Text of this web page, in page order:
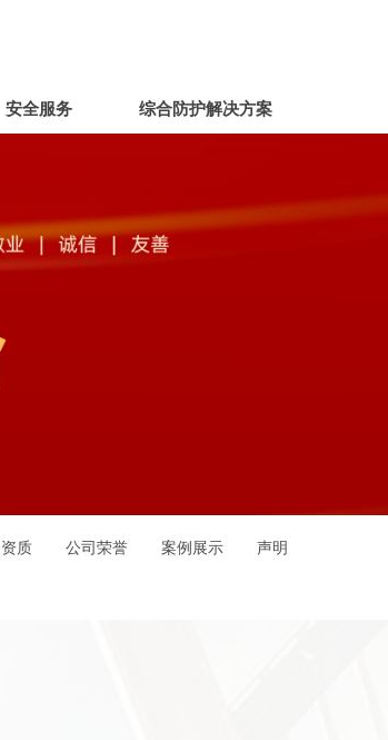
安全服务 综合防护解决方案
质 公司荣誉 案例展示 声明